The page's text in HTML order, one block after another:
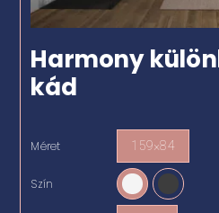
Harmony
kád
Méret 159×84
Szín